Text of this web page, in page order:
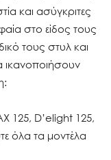
και ασύγκριτες
στο είδος τους
τους στυλ και
ικανοποιήσουν
125, D’elight 125,
όλα τα μοντέλα